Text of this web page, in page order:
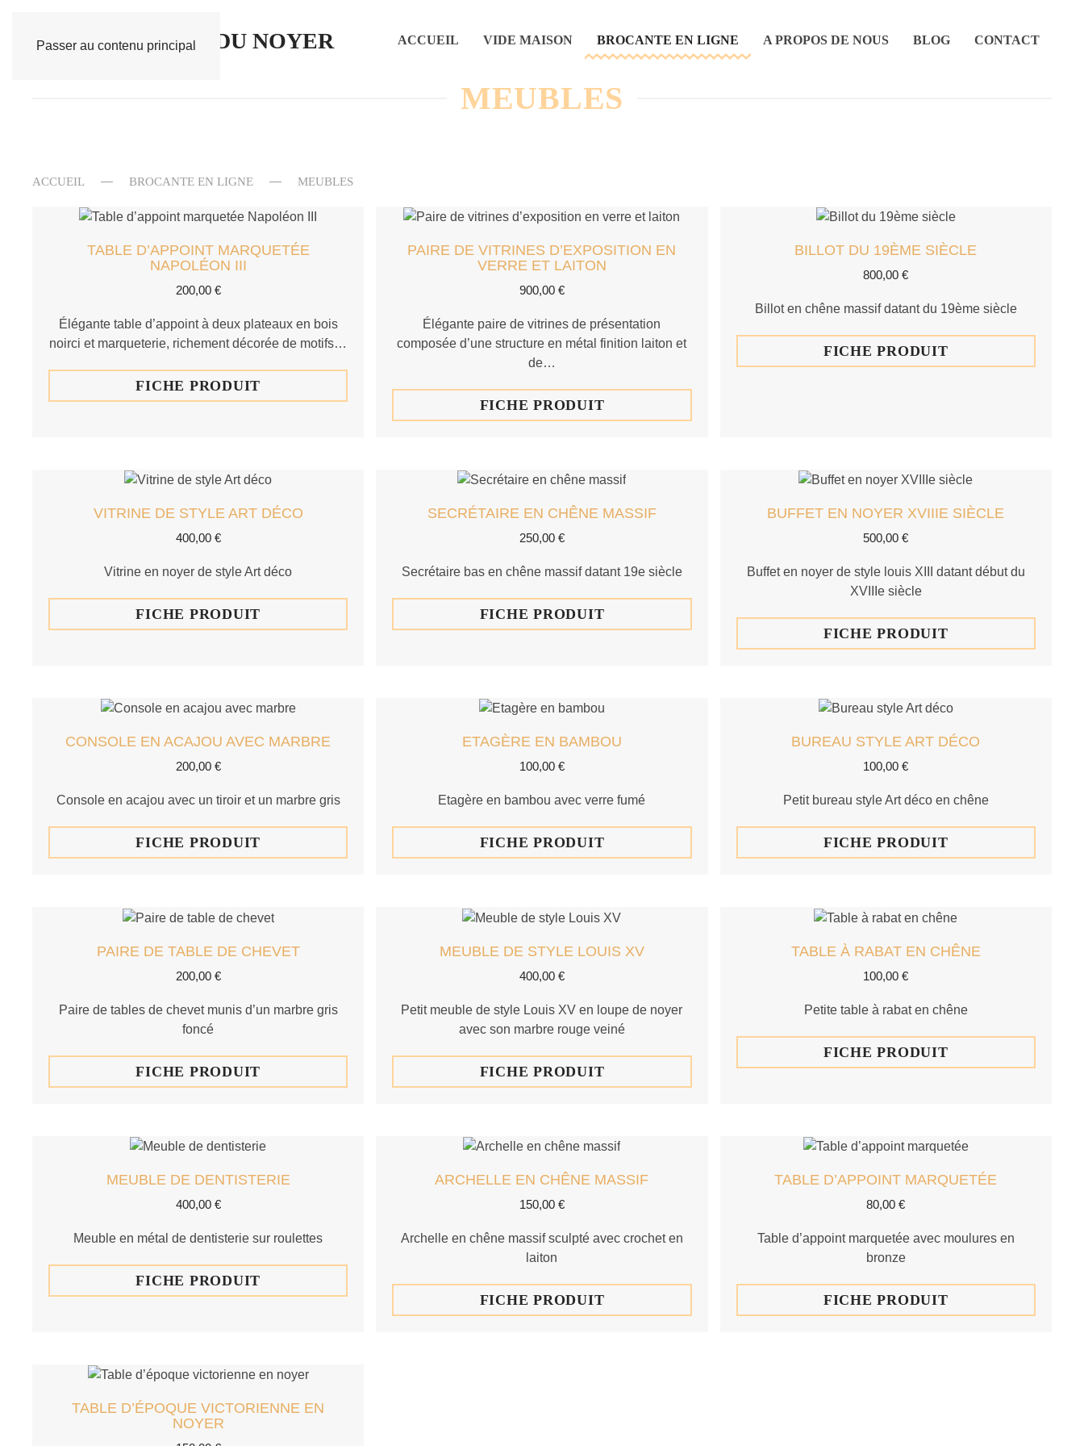
Passer au contenu principal ACCUEIL VIDE MAISON BROCANTE EN LIGNE A PROPOS DE NOUS BLOG CONTACT
MEUBLES
ACCUEIL BROCANTE EN LIGNE MEUBLES
TABLE D’APPOINT MARQUETÉE
NAPOLÉON III
200,00 €
Élégante table d’appoint à deux plateaux en bois
noirci et marqueterie, richement décorée de motifs…
FICHE PRODUIT
PAIRE DE VITRINES D’EXPOSITION EN
VERRE ET LAITON
900,00 €
Élégante paire de vitrines de présentation
composée d’une structure en métal finition laiton et
de…
FICHE PRODUIT
BILLOT DU 19ÈME SIÈCLE
800,00€
Billot en chêne massif datant du 19ème siècle
FICHE PRODUIT
VITRINE DE STYLE ART DÉCO
400,00 €
Vitrine en noyer de style Art déco
FICHE PRODUIT
SECRÉTAIRE EN CHÊNE MASSIF
250,00 €
Secrétaire bas en chêne massif datant 19e siècle
FICHE PRODUIT
BUFFET EN NOYER XVIIIE SIÈCLE
500,00€
Buffet en noyer de style louis XIII datant début du
XVIIIe siècle
FICHE PRODUIT
CONSOLE EN ACAJOU AVEC MARBRE
200,00 €
Console en acajou avec un tiroir et un marbre gris
FICHE PRODUIT
ETAGÈRE EN BAMBOU
100,00 €
Etagère en bambou avec verre fumé
FICHE PRODUIT
BUREAU STYLE ART DÉCO
100,00€
Petit bureau style Art déco en chêne
FICHE PRODUIT
PAIRE DE TABLE DE CHEVET
200,00 €
Paire de tables de chevet munis d’un marbre gris
foncé
FICHE PRODUIT
MEUBLE DE STYLE LOUIS XV
400,00 €
Petit meuble de style Louis XV en loupe de noyer
avec son marbre rouge veiné
FICHE PRODUIT
TABLE À RABAT EN CHÊNE
100,00€
Petite table à rabat en chêne
FICHE PRODUIT
MEUBLE DE DENTISTERIE
400,00 €
Meuble en métal de dentisterie sur roulettes
FICHE PRODUIT
ARCHELLE EN CHÊNE MASSIF
150,00 €
Archelle en chêne massif sculpté avec crochet en
laiton
FICHE PRODUIT
TABLE D’APPOINT MARQUETÉE
80,00€
Table d’appoint marquetée avec moulures en
bronze
FICHE PRODUIT
TABLE D’ÉPOQUE VICTORIENNE EN
NOYER